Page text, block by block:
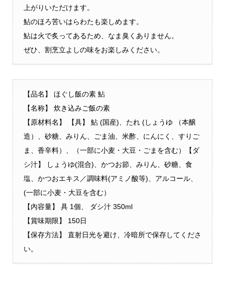
上がりいただけます。
鮎のほろ苦いはらわたも楽しめます。
鮎は火で炙ってあるため、なま臭くありません。
ぜひ、割烹立よしの味をお楽しみください。
【品名】 ほぐし飯の素 鮎
【名称】 炊き込みご飯の素
【原材料名】 【具】 鮎 (国産)、たれ (しょうゆ （本醸
造）、砂糖、みりん、ごま油、米酢、にんにく、すりご
ま、香辛料）、（一部に小麦・大豆・ごまを含む）【ダ
シ汁】 しょうゆ(混合)、かつお節、みりん、砂糖、食
塩、かつおエキス／調味料(アミノ酸等)、アルコール、
(一部に小麦・大豆を含む）
【內容量】 具 1個、 ダシ汁 350ml
【賞味期限】 150日
【保存方法】 直射日光を避け、冷暗所で保存してくださ
い。